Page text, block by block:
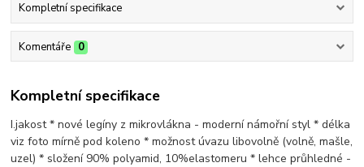
Kompletní specifikace
Komentáře 0
Kompletní specifikace
I.jakost * nové legíny z mikrovlákna - moderní námořní styl * délka
viz foto mírně pod koleno * možnost úvazu libovolně (volně, mašle,
uzel) * složení 90% polyamid, 10%elastomeru * lehce průhledné -